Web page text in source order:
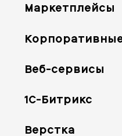
Маркетплейсы
Веб-сервисы
1С-Битрикс
Верстка